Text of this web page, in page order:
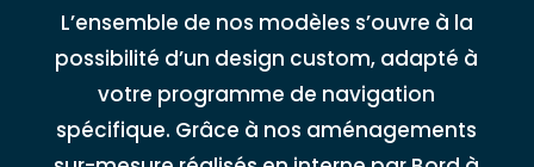
L’ensemble de nos modèles s’ouvre à la
possibilité d’un design custom, adapté à
votre programme de navigation
spécifique. Grâce à nos aménagements